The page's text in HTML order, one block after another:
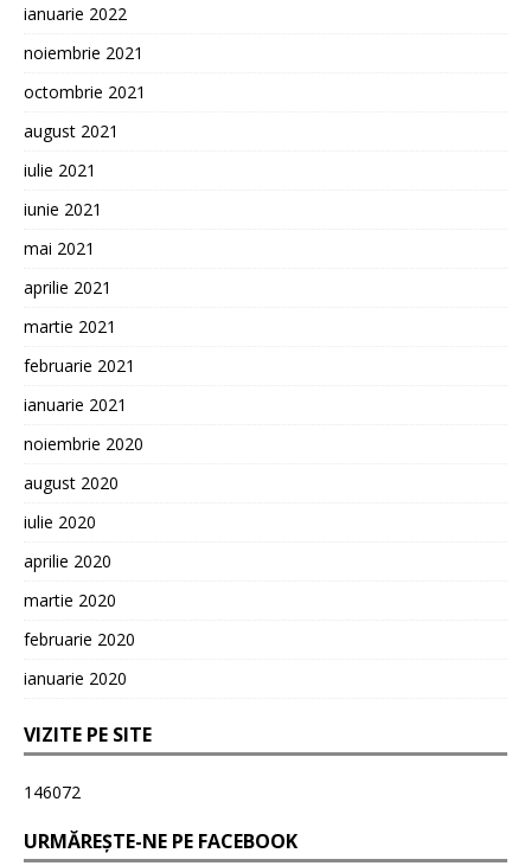
ianuarie 2022
noiembrie 2021
octombrie 2021
august 2021
iulie 2021
iunie 2021
mai 2021
aprilie 2021
martie 2021
februarie 2021
ianuarie 2021
noiembrie 2020
august 2020
iulie 2020
aprilie 2020
martie 2020
februarie 2020
ianuarie 2020
VIZITE PE SITE
146072
URMĂREȘTE-NE PE FACEBOOK